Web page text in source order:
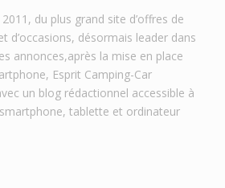
du plus grand site d’offres de
d’occasions, désormais leader dans
annonces,après la mise en place
Esprit Camping-Car
un blog rédactionnel accessible à
tablette et ordinateur